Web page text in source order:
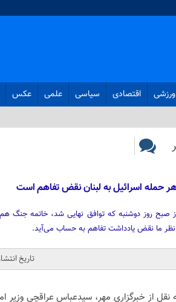
ورزشی اقتصادی سیاسی علمی عکس
حمله اسرائیل به لبنان نقض تفاهم است
از صبح روز دوشنبه که توافق نهایی شد، خاتمه
نظر ما نقض یادداشت تفاهم به حساب می‌آید.
تاریخ انتشار :
نقل از خبرگزاری مهر، سیدعباس عراقچی وزیر